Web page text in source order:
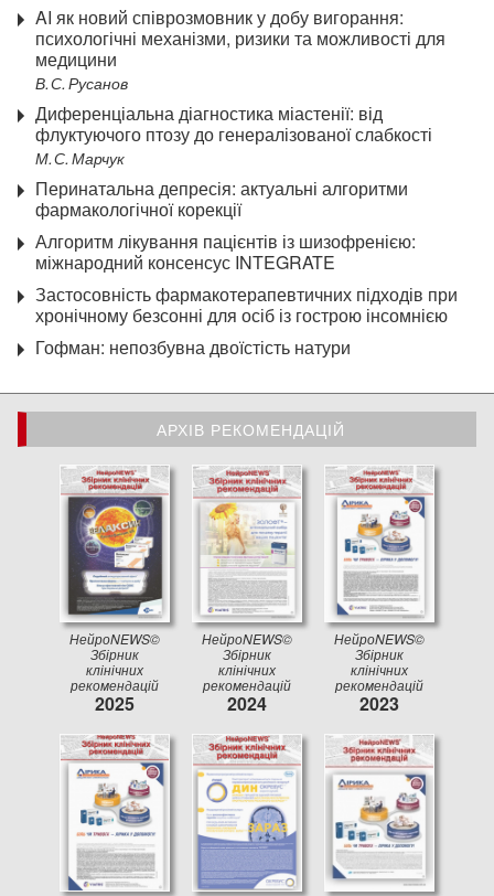
AI як новий співрозмовник у добу вигорання:
психологічні механізми, ризики та можливості для
медицини
В. С. Русанов
Диференціальна діагностика міастенії: від
флуктуючого птозу до генералізованої слабкості
М. С. Марчук
Перинатальна депресія: актуальні алгоритми
фармакологічної корекції
Алгоритм лікування пацієнтів із шизофренією:
міжнародний консенсус INTEGRATE
Застосовність фармакотерапевтичних підходів при
хронічному безсонні для осіб із гострою інсомнією
Гофман: непозбувна двоїстість натури
АРХІВ РЕКОМЕНДАЦІЙ
АРХІВ РЕКОМЕНДАЦІЙ
НейроNEWS©
Збірник
клінічних
рекомендацій
2025
НейроNEWS©
Збірник
клінічних
рекомендацій
2024
НейроNEWS©
Збірник
клінічних
рекомендацій
2023